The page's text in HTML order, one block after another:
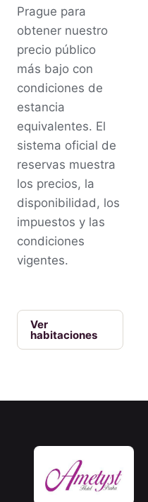
Prague para
obtener nuestro
precio público
más bajo con
condiciones de
estancia
equivalentes. El
sistema oficial de
reservas muestra
los precios, la
disponibilidad, los
impuestos y las
condiciones
vigentes.
Ver
habitaciones